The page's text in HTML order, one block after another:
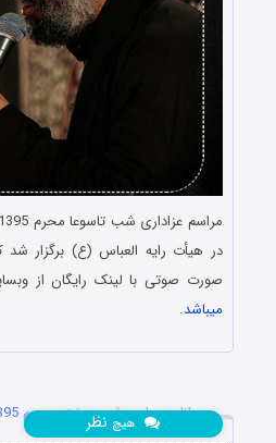
در هیأت رایه العباس (ع) برگزار
صورت صوتی با لینک رایگان از
میباشد.
دانلود مراسم شب هشتم محرم 1395 با نوای حاج محمود کریمی
هیچ نظر